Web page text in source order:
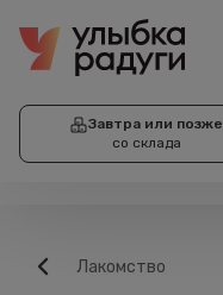
Завтра или позже
со склада
Лакомство